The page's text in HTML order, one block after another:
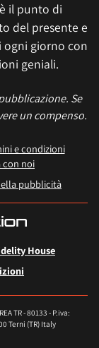
il punto di
del presente e
ogni giorno con
geniali.
Se
un compenso.
e condizioni
con noi
pubblicità
House
TR - 80133 - P.iva:
Terni (TR) Italy